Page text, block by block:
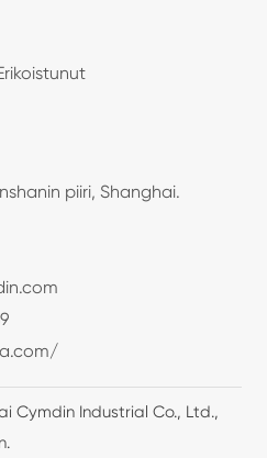
piiri, Shanghai.
Cymdin Industrial Co., Ltd.,